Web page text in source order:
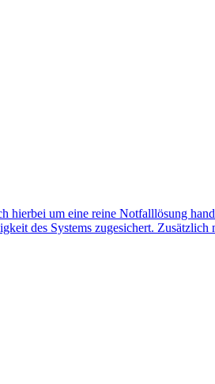
hierbei um eine reine Notfalllösung
des Systems zugesichert. Zusätzlich